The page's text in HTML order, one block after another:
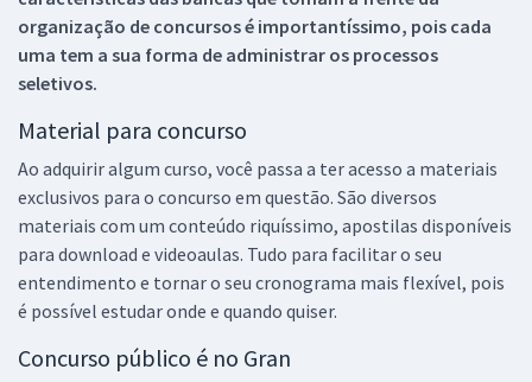
organização de concursos é importantíssimo, pois cada
uma tem a sua forma de administrar os processos
seletivos.
Material para concurso
Ao adquirir algum curso, você passa a ter acesso a materiais
exclusivos para o concurso em questão. São diversos
materiais com um conteúdo riquíssimo, apostilas disponíveis
para download e videoaulas. Tudo para facilitar o seu
entendimento e tornar o seu cronograma mais flexível, pois
é possível estudar onde e quando quiser.
Concurso público é no Gran